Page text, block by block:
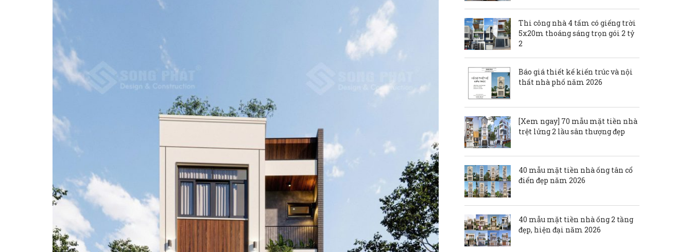
Thi công nhà 4 tấm có giếng trời
5x20m thoáng sáng trọn gói 2 tỷ
2
Báo giá thiết kế kiến trúc và nội
thất nhà phố năm 2026
[Xem ngay] 70 mẫu mặt tiền nhà
trệt lửng 2 lầu sân thượng đẹp
40 mẫu mặt tiền nhà ống tân cổ
điển đẹp năm 2026
40 mẫu mặt tiền nhà ống 2 tầng
đẹp, hiện đại năm 2026